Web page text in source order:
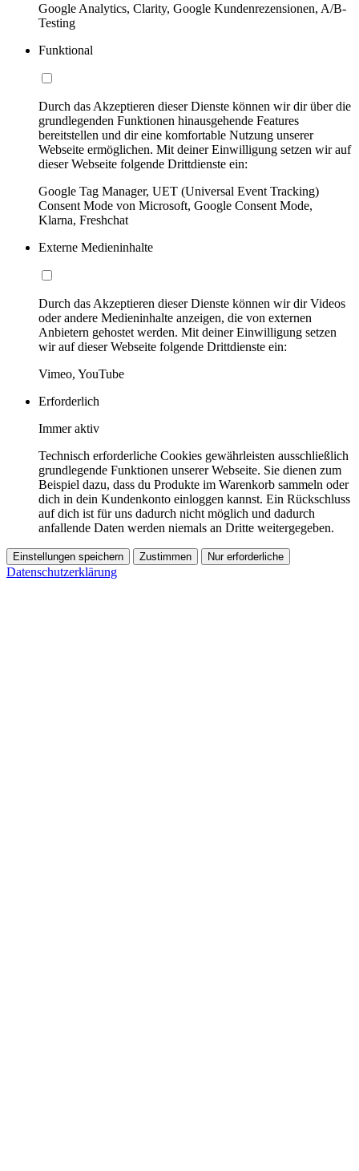
Google Analytics, Clarity, Google Kundenrezensionen, A/B-
Testing
Funktional
Durch das Akzeptieren dieser Dienste können wir dir über die
grundlegenden Funktionen hinausgehende Features
bereitstellen und dir eine komfortable Nutzung unserer
Webseite ermöglichen. Mit deiner Einwilligung setzen wir auf
dieser Webseite folgende Drittdienste ein:
Google Tag Manager, UET (Universal Event Tracking)
Consent Mode von Microsoft, Google Consent Mode,
Klarna, Freshchat
Externe Medieninhalte
Durch das Akzeptieren dieser Dienste können wir dir Videos
oder andere Medieninhalte anzeigen, die von externen
Anbietern gehostet werden. Mit deiner Einwilligung setzen
wir auf dieser Webseite folgende Drittdienste ein:
Vimeo, YouTube
Erforderlich
Immer aktiv
Technisch erforderliche Cookies gewährleisten ausschließlich
grundlegende Funktionen unserer Webseite. Sie dienen zum
Beispiel dazu, dass du Produkte im Warenkorb sammeln oder
dich in dein Kundenkonto einloggen kannst. Ein Rückschluss
auf dich ist für uns dadurch nicht möglich und dadurch
anfallende Daten werden niemals an Dritte weitergegeben.
Einstellungen speichern Zustimmen Nur erforderliche
Datenschutzerklärung